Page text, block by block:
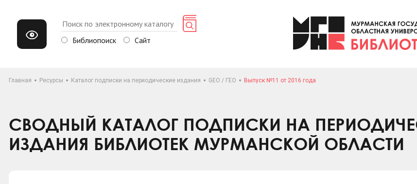
Библиопоиск Сайт
Главная Ресурсы Каталог подписки на периодические издания GEO / ГЕО Выпуск №11 от 2016 года
СВОДНЫЙ КАТАЛОГ ПОДПИСКИ НА
ИЗДАНИЯ БИБЛИОТЕК МУРМАНСКОЙ ОБЛАСТИ